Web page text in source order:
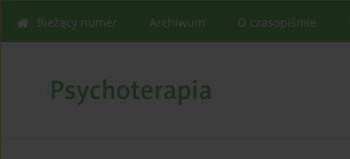
Bieżący numer Archiwum O czasopiśmie